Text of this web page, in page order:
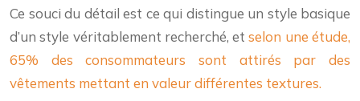
Ce souci du détail est ce qui distingue un style basique
d’un style véritablement recherché, etselon une étude,
65% des consommateurs sont attirés par des
vêtements mettant en valeur différentes textures.